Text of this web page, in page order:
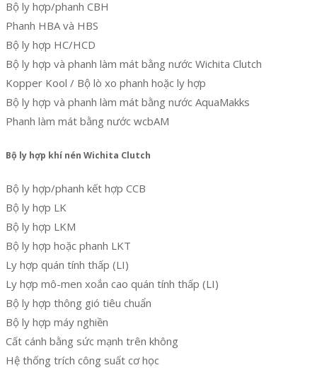
Bộ ly hợp/phanh CBH
Phanh HBA và HBS
Bộ ly hợp HC/HCD
Bộ ly hợp và phanh làm mát bằng nước Wichita Clutch
Kopper Kool / Bộ lò xo phanh hoặc ly hợp
Bộ ly hợp và phanh làm mát bằng nước AquaMakks
Phanh làm mát bằng nước wcbAM
Bộ ly hợp khí nén Wichita Clutch
Bộ ly hợp/phanh kết hợp CCB
Bộ ly hợp LK
Bộ ly hợp LKM
Bộ ly hợp hoặc phanh LKT
Ly hợp quán tính thấp (LI)
Ly hợp mô-men xoắn cao quán tính thấp (LI)
Bộ ly hợp thông gió tiêu chuẩn
Bộ ly hợp máy nghiền
Cất cánh bằng sức mạnh trên không
Hệ thống trích công suất cơ học